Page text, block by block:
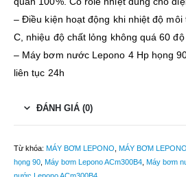
– Điều kiện hoạt động khi nhiệt độ
C, nhiệu độ chất lỏng không quá 60 độ
– Máy bơm nước Lepono 4 Hp họng
liên tục 24h
ĐÁNH GIÁ (0)
Từ khóa: MÁY BƠM LEPONO MÁY BƠM
họng 90 Máy bơm Lepono ACm300B4 Máy bơm